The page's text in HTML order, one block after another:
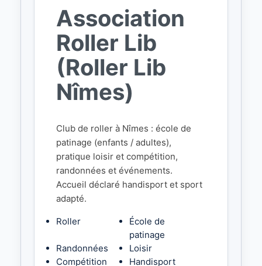
Association
Roller Lib
(Roller Lib
Nîmes)
Club de roller à Nîmes : école de
patinage (enfants / adultes),
pratique loisir et compétition,
randonnées et événements.
Accueil déclaré handisport et sport
adapté.
Roller
École de
patinage
Randonnées
Loisir
Compétition
Handisport